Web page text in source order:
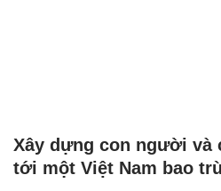
Xây dựng con người và
tới một Việt Nam bao